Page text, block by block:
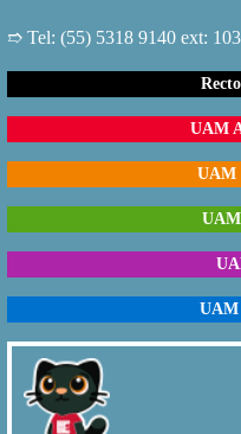
➱ Tel: (55) 5318 9140 ext: 103
UAM
UAM
UAM